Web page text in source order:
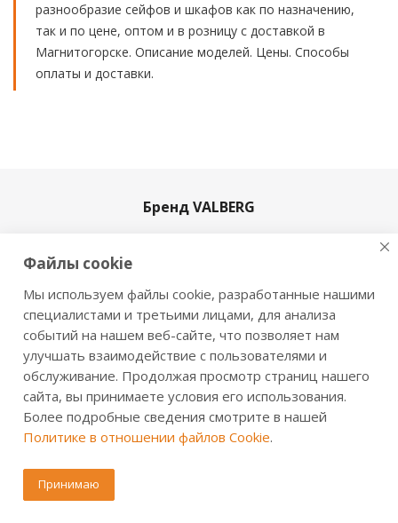
разнообразие сейфов и шкафов как по назначению,
так и по цене, оптом и в розницу с доставкой в
Магнитогорске. Описание моделей. Цены. Способы
оплаты и доставки.
Бренд VALBERG
Новости
Сертификаты
Продукция
Сейфы для дома
Офисные сейфы
Оружейные сейфы и шкафы
Файлы cookie
Мы используем файлы cookie, разработанные нашими
специалистами и третьими лицами, для анализа
событий на нашем веб-сайте, что позволяет нам
улучшать взаимодействие с пользователями и
обслуживание. Продолжая просмотр страниц нашего
сайта, вы принимаете условия его использования.
Более подробные сведения смотрите в нашей
Политике в отношении файлов Cookie.
Принимаю